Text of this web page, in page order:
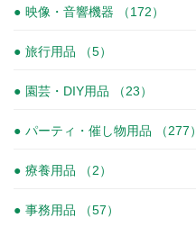
映像・音響機器 （172）
旅行用品 （5）
園芸・DIY用品 （23）
パーティ・催し物用品 （277）
療養用品 （2）
事務用品 （57）